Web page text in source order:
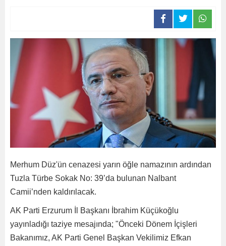
Merhum Düz'ün cenazesi yarın öğle namazının ardından
Tuzla Türbe Sokak No: 39’da bulunan Nalbant
Camii’nden kaldırılacak.
AK Parti Erzurum İl Başkanı İbrahim Küçükoğlu
yayınladığı taziye mesajında; "Önceki Dönem İçişleri
Bakanımız, AK Parti Genel Başkan Vekilimiz Efkan